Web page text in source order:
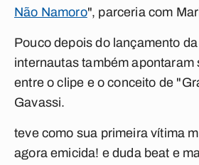
Não Namoro", parceria com
Pouco depois do lançamento
internautas também apontaram
entre o clipe e o conceito de
Gavassi.
teve como sua primeira vítima
agora emicida! e duda beat e